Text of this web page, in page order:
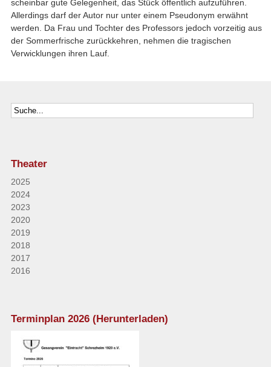
scheinbar gute Gelegenheit, das Stück öffentlich aufzuführen.
Allerdings darf der Autor nur unter einem Pseudonym erwähnt
werden. Da Frau und Tochter des Professors jedoch vorzeitig aus
der Sommerfrische zurückkehren, nehmen die tragischen
Verwicklungen ihren Lauf.
Theater
2025
2024
2023
2020
2019
2018
2017
2016
Terminplan 2026 (Herunterladen)